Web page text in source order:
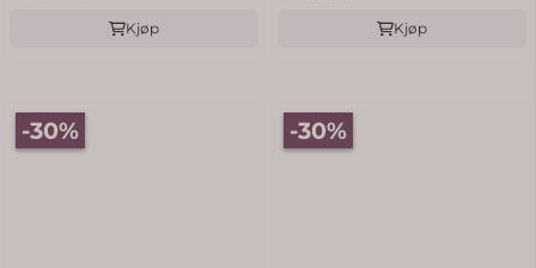
Kjøp Kjøp
-30% -30%